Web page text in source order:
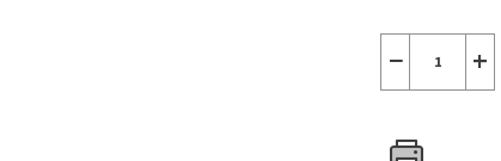
+
−